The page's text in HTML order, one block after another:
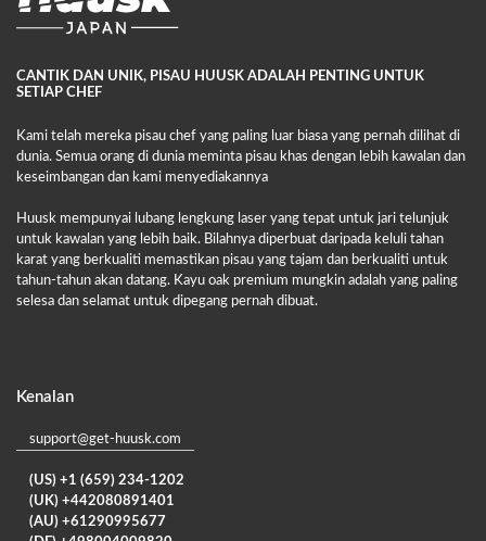
CANTIK DAN UNIK, PISAU HUUSK ADALAH PENTING UNTUK
SETIAP CHEF
Kami telah mereka pisau chef yang paling luar biasa yang pernah dilihat di
dunia. Semua orang di dunia meminta pisau khas dengan lebih kawalan dan
keseimbangan dan kami menyediakannya
Huusk mempunyai lubang lengkung laser yang tepat untuk jari telunjuk
untuk kawalan yang lebih baik. Bilahnya diperbuat daripada keluli tahan
karat yang berkualiti memastikan pisau yang tajam dan berkualiti untuk
tahun-tahun akan datang. Kayu oak premium mungkin adalah yang paling
selesa dan selamat untuk dipegang pernah dibuat.
Kenalan
support@get-huusk.com
(US) +1 (659) 234-1202
(UK) +442080891401
(AU) +61290995677